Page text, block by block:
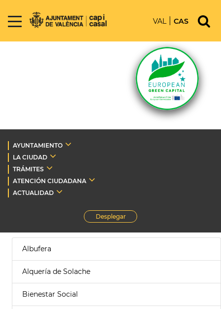
VAL CAS
AYUNTAMIENTO
LA CIUDAD
TRÁMITES
ATENCIÓN CIUDADANA
ACTUALIDAD
Desplegar
Albufera
Alquería de Solache
Bienestar Social